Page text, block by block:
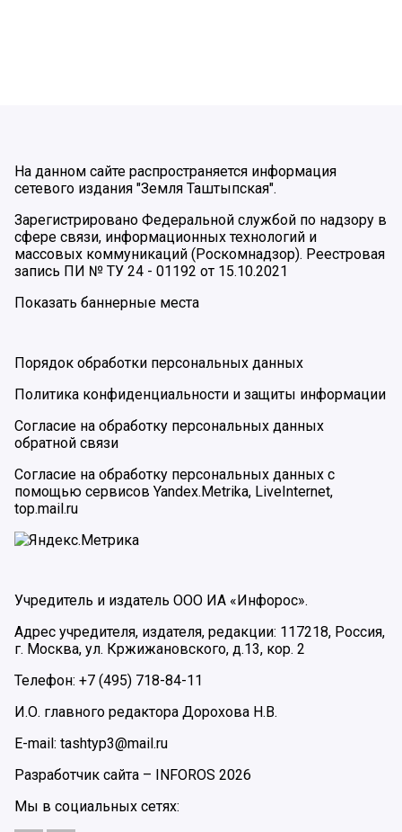
На данном сайте распространяется информация
сетевого издания "Земля Таштыпская".
Зарегистрировано Федеральной службой по надзору в
сфере связи, информационных технологий и
массовых коммуникаций (Роскомнадзор). Реестровая
запись ПИ № ТУ 24 - 01192 от 15.10.2021
Показать баннерные места
Порядок обработки персональных данных
Политика конфиденциальности и защиты информации
Согласие на обработку персональных данных
обратной связи
Согласие на обработку персональных данных с
помощью сервисов Yandex.Metrika, LiveInternet,
top.mail.ru
Учредитель и издатель ООО ИА «Инфорос».
Адрес учредителя, издателя, редакции: 117218, Россия,
г. Москва, ул. Кржижановского, д.13, кор. 2
Телефон: +7 (495) 718-84-11
И.О. главного редактора Дорохова Н.В.
E-mail: tashtyp3@mail.ru
Разработчик сайта – INFOROS 2026
Мы в социальных сетях: